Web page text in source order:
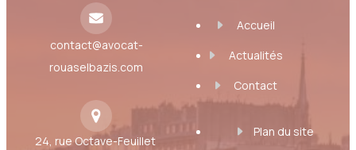
contact@avocat-
rouaselbazis.com
24, rue Octave-Feuillet
Accueil
Actualités
Contact
Plan du site